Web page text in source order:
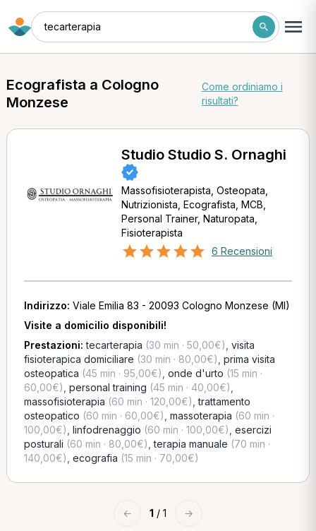
tecarterapia
Ecografista a Cologno
Monzese
Come ordiniamo i
risultati?
Studio Studio S. Ornaghi
Massofisioterapista, Osteopata,
Nutrizionista, Ecografista, MCB,
Personal Trainer, Naturopata,
Fisioterapista
6 Recensioni
Indirizzo: Viale Emilia 83 - 20093 Cologno Monzese (MI)
Visite a domicilio disponibili!
Prestazioni:tecarterapia (30 min · 50,00€) visita
fisioterapica domiciliare (30 min · 80,00€) prima visita
osteopatica (45 min · 95,00€) onde d'urto (15 min ·
60,00€) personal training (45 min · 40,00€)
massofisioterapia (60 min · 120,00€) ,trattamento
osteopatico (60 min · 60,00€) massoterapia (60 min ·
100,00€) linfodrenaggio (60 min · 100,00€) esercizi
posturali (60 min · 80,00€) ,terapia manuale (70 min ·
140,00€) ecografia (15 min · 70,00€)
← 1 / 1 →